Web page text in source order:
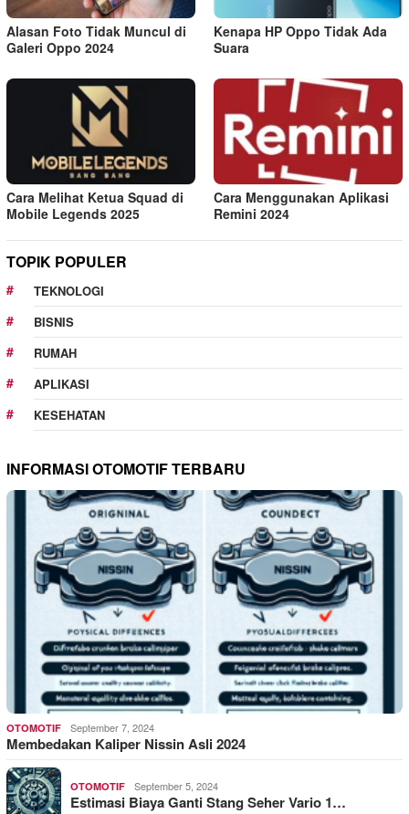
Alasan Foto Tidak Muncul di
Galeri Oppo 2024
Kenapa HP Oppo Tidak Ada
Suara
Cara Melihat Ketua Squad di
Mobile Legends 2025
Cara Menggunakan Aplikasi
Remini 2024
TOPIK POPULER
TEKNOLOGI
BISNIS
RUMAH
APLIKASI
KESEHATAN
INFORMASI OTOMOTIF TERBARU
OTOMOTIF September 7, 2024
Membedakan Kaliper Nissin Asli 2024
OTOMOTIF September 5, 2024
Estimasi Biaya Ganti Stang Seher Vario 1…